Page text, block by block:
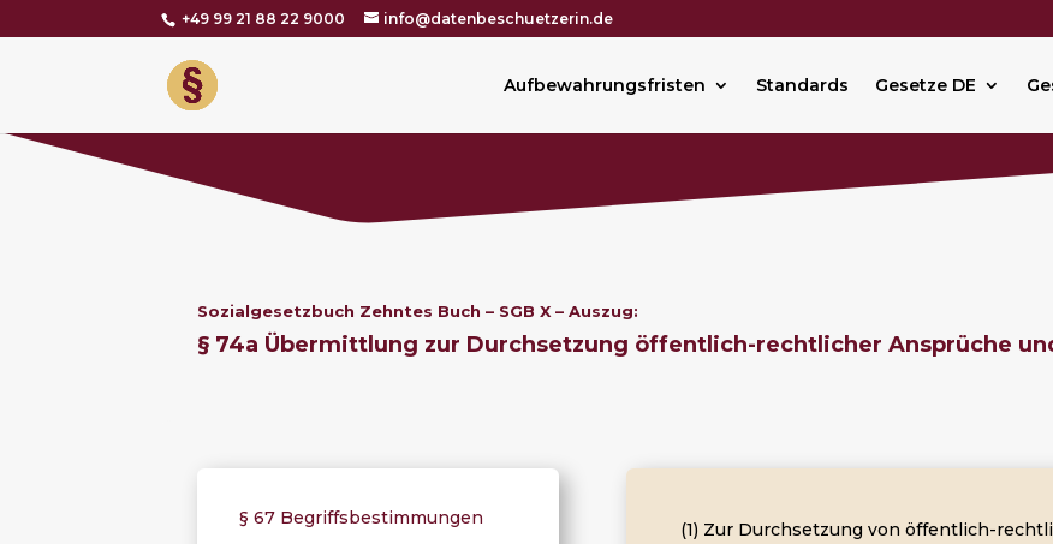
+49 99 21 88 22 9000 info@datenbeschuetzerin.de
Aufbewahrungsfristen Standards Gesetze DE
Sozialgesetzbuch Zehntes Buch – SGB X – Auszug:
§ 74a Übermittlung zur Durchsetzung öffentlich-rechtlicher Ansprüche
§ 67 Begriffsbestimmungen
(1) Zur Durchsetzung von öffentlich-